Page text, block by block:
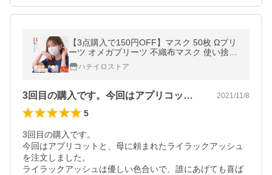
【3点購入で150円OFF】マスク 50枚 Ωプリ
ーツ オメガプリーツ 不織布マスク 使い捨て
血色マスク 箱 立体 カラー 女性 firm プレミ
アムフィットマスク
ハチイロストア
3回目の購入です。今回はアプリコットと… 2021/11/8
5
3回目の購入です。
今回はアプリコットと、母に頼まれたライラックアッシュ
を注文しました。
ライラックアッシュは優しい色合いで、誰にあげても喜ば